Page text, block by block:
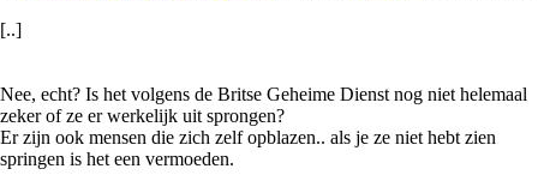
[..]
Nee, echt? Is het volgens de Britse Geheime Dienst nog niet helemaal
zeker of ze er werkelijk uit sprongen?
Er zijn ook mensen die zich zelf opblazen.. als je ze niet hebt zien
springen is het een vermoeden.